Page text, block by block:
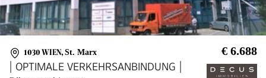
1030 WIEN, St. Marx € 6.688
| OPTIMALE VERKEHRSANBINDUNG |